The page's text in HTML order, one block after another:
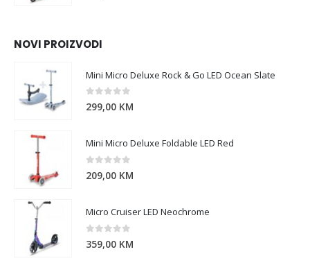
NOVI PROIZVODI
Mini Micro Deluxe Rock & Go LED Ocean Slate
0 out of 5
299,00 KM
Mini Micro Deluxe Foldable LED Red
0 out of 5
209,00 KM
Micro Cruiser LED Neochrome
359,00 KM